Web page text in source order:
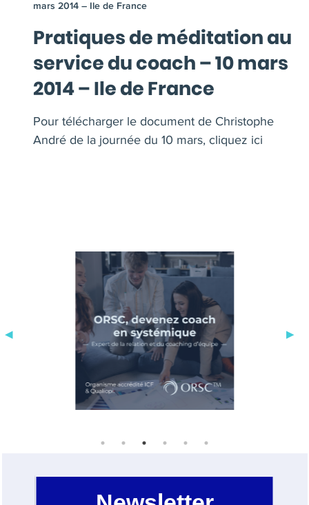
mars 2014 – Ile de France
Pratiques de méditation au
service du coach – 10 mars
2014 – Ile de France
Pour télécharger le document de Christophe
André de la journée du 10 mars, cliquez ici